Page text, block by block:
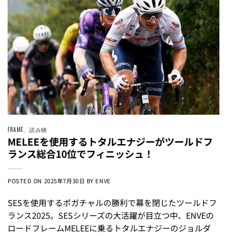
FRAME、読み物
MELEEを使用するトタルエナジーがツールドフ
ランス総合10位でフィニッシュ！
POSTED ON 2025年7月30日 BY ENVE
SESを使用するポガチャルの勝利で幕を閉じたツールドフ
ランス2025。SESシリーズの大活躍が目立つ中、ENVEの
ロードフレームMELEEに乗るトタルエナジーのジョルダ